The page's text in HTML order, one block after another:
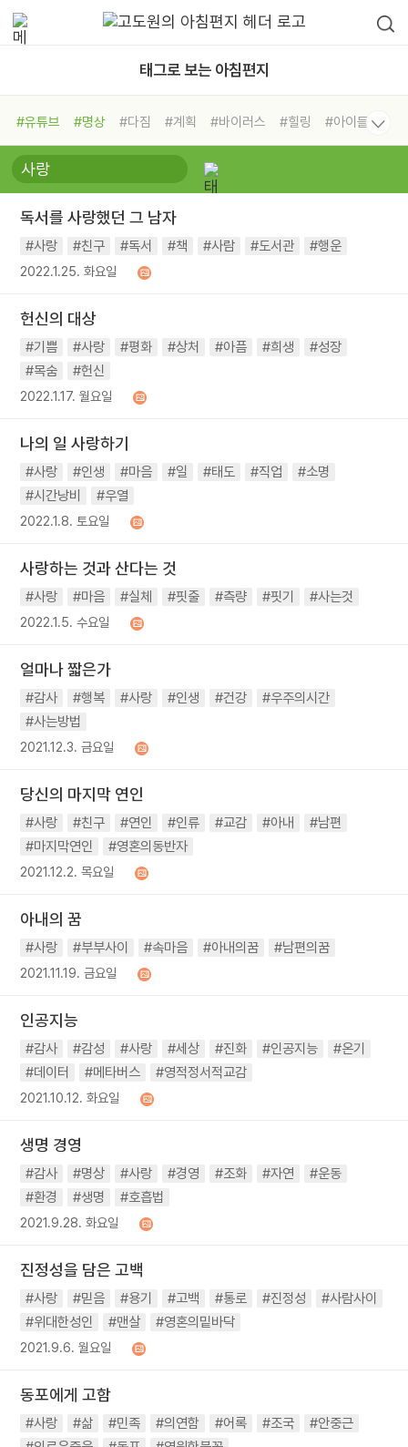
태그로 보는 아침편지
#유튜브 #명상 #다짐 #계획 #바이러스 #힐링
#아이들
#비전캠프
#독서캠프 #삶
#희망
#나눔 #친구 #링컨학교
#독서
#건강 #면역력
독서를 사랑했던 그 남자
#사랑 #친구 #독서 #책 #사람 #도서관 #행운
2022.1.25. 화요일
헌신의 대상
#기쁨 #사랑 #평화 #상처 #아픔 #희생
#성장
#목숨
#헌신
2022.1.17. 월요일
나의 일 사랑하기
#사랑 #인생 #마음 #일 #태도 #직업
#소명
#시간낭비
#우열
2022.1.8. 토요일
사랑하는 것과 산다는 것
#사랑 #마음 #실체 #핏줄 #측량 #핏기 #사는것
2022.1.5. 수요일
얼마나 짧은가
#감사 #행복 #사랑 #인생 #건강
#우주의시간
#사는방법
2021.12.3. 금요일
당신의 마지막 연인
#사랑 #친구 #연인 #인류 #교감 #아내
#남편
#마지막연인
#영혼의동반자
2021.12.2. 목요일
아내의 꿈
#사랑 #부부사이 #속마음 #아내의꿈 #남편의꿈
2021.11.19. 금요일
인공지능
#감사 #감성 #사랑 #세상 #진화 #인공지능
#온기
#데이터
#메타버스 #영적정서적교감
2021.10.12. 화요일
생명 경영
#감사 #명상 #사랑 #경영 #조화 #자연
#운동
#환경
#생명 #호흡법
2021.9.28. 화요일
진정성을 담은 고백
#사랑 #믿음 #용기 #고백 #통로 #진정성
#사람사이
#위대한성인
#맨살 #영혼의밑바닥
2021.9.6. 월요일
동포에게 고함
#사랑 #삶 #민족 #의연함 #어록 #조국
#안중근